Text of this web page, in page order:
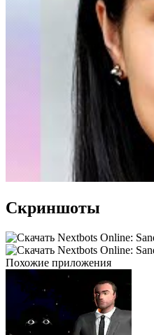
Скриншоты
Похожие приложения